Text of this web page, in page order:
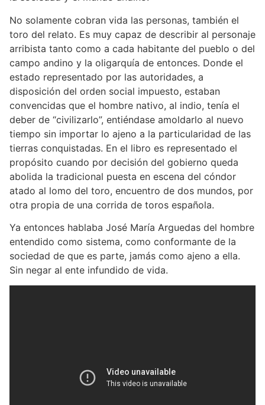
No solamente cobran vida las personas, también el
toro del relato. Es muy capaz de describir al personaje
arribista tanto como a cada habitante del pueblo o del
campo andino y la oligarquía de entonces. Donde el
estado representado por las autoridades, a
disposición del orden social impuesto, estaban
convencidas que el hombre nativo, al indio, tenía el
deber de “civilizarlo”, entiéndase amoldarlo al nuevo
tiempo sin importar lo ajeno a la particularidad de las
tierras conquistadas. En el libro es representado el
propósito cuando por decisión del gobierno queda
abolida la tradicional puesta en escena del cóndor
atado al lomo del toro, encuentro de dos mundos, por
otra propia de una corrida de toros española.
Ya entonces hablaba José María Arguedas del hombre
entendido como sistema, como conformante de la
sociedad de que es parte, jamás como ajeno a ella.
Sin negar al ente infundido de vida.